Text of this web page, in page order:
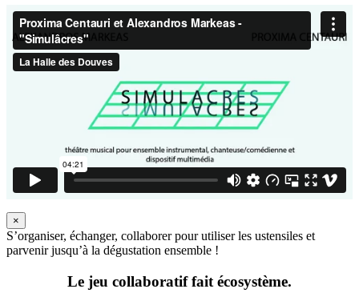
×
S’organiser, échanger, collaborer pour utiliser les ustensiles et
parvenir jusqu’à la dégustation ensemble !
Le jeu collaboratif fait écosystème.